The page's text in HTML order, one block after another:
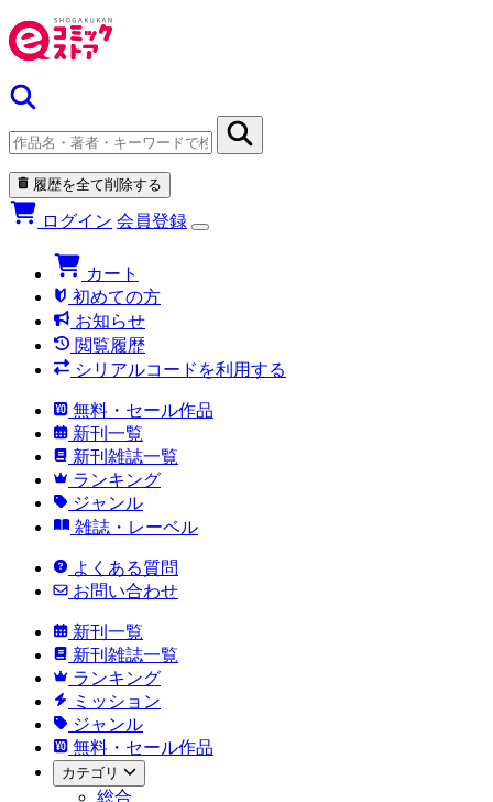
履歴を全て削除する
ログイン 会員登録
カート
初めての方
お知らせ
閲覧履歴
シリアルコードを利用する
無料・セール作品
新刊一覧
新刊雑誌一覧
ランキング
ジャンル
雑誌・レーベル
よくある質問
お問い合わせ
新刊一覧
新刊雑誌一覧
ランキング
ミッション
ジャンル
無料・セール作品
カテゴリ
総合